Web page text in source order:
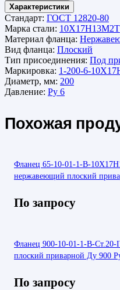
Характеристики
Стандарт: ГОСТ 12820-80
Марка стали: 10Х17Н13М2Т
Материал фланца:
Вид фланца: Плоский
Тип присоединения: Под
Маркировка: 1-200-6-
Диаметр, мм: 200
Давление: Ру 6
Похожая
Фланец 65-10-01-1-В-
нержавеющий плоский
По запросу
Фланец 900-10-01-1-В-
плоский приварной Ду 900
По запросу